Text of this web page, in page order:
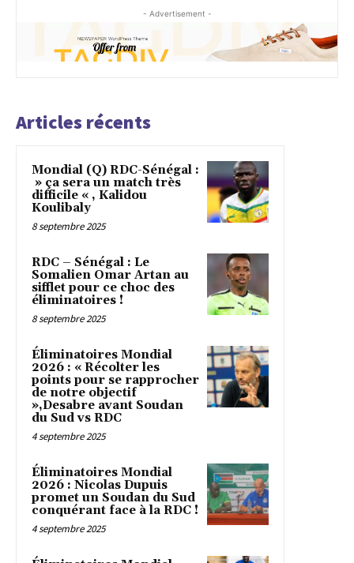
- Advertisement -
Articles récents
Mondial (Q) RDC-Sénégal :
» ça sera un match très
difficile « , Kalidou
Koulibaly
8 septembre 2025
RDC – Sénégal : Le
Somalien Omar Artan au
sifflet pour ce choc des
éliminatoires !
8 septembre 2025
Éliminatoires Mondial
2026 : « Récolter les
points pour se rapprocher
de notre objectif
»,Desabre avant Soudan
du Sud vs RDC
4 septembre 2025
Éliminatoires Mondial
2026 : Nicolas Dupuis
promet un Soudan du Sud
conquérant face à la RDC !
4 septembre 2025